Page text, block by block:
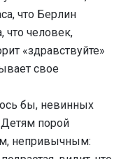
что Берлин
что человек,
«здравствуйте»
свое
бы, невинных
Детям порой
непривычным: